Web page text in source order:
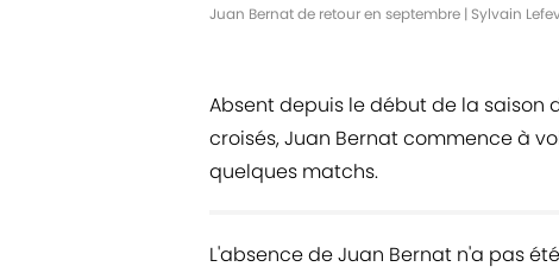
Juan Bernat de retour en septembre | Sylvain
Absent depuis le début de la saison
croisés, Juan Bernat commence à
quelques matchs.
L'absence de Juan Bernat n'a pas